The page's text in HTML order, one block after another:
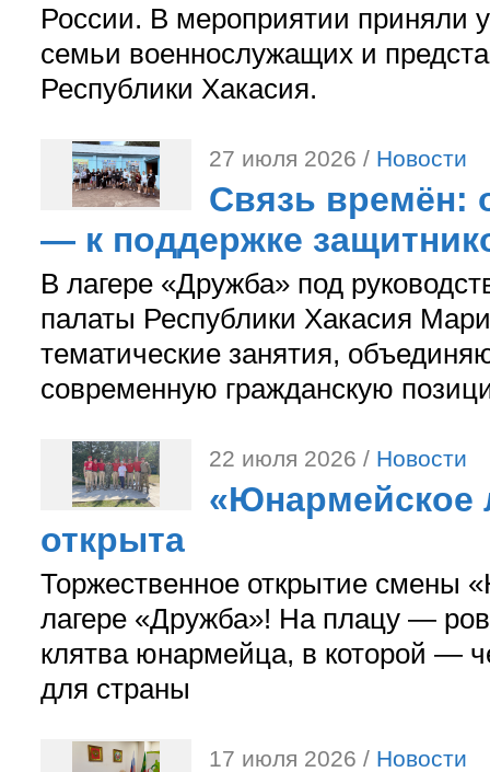
России. В мероприятии приняли
семьи военнослужащих и
Республики Хакасия.
27 июля 2026 / Новости
Связь времён:
— к поддержке
В лагере «Дружба» под
палаты Республики Хакасия
тематические занятия,
современную гражданскую
22 июля 2026 / Новости
«Юнармейское
открыта
Торжественное открытие смены
лагере «Дружба»! На плацу —
клятва юнармейца, в которой —
для страны
17 июля 2026 / Новости